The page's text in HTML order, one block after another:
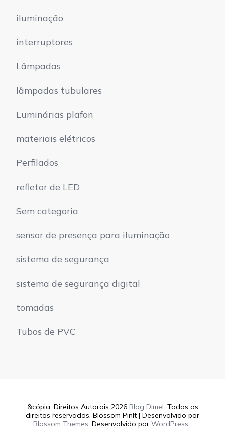
iluminação
interruptores
Lâmpadas
lâmpadas tubulares
Luminárias plafon
materiais elétricos
Perfilados
refletor de LED
Sem categoria
sensor de presença para iluminação
sistema de segurança
sistema de segurança digital
tomadas
Tubos de PVC
&cópia; Direitos Autorais 2026 Blog Dimel. Todos os
direitos reservados. Blossom PinIt | Desenvolvido por
Blossom Themes. Desenvolvido por WordPress .